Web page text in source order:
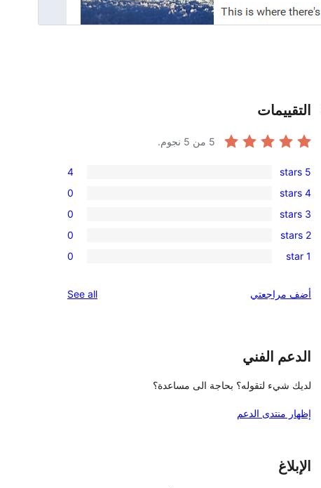
التقييمات
5 من 5 نجوم.
4
5-
star
reviews
5 stars
4
0
4-
star
reviews
4 stars
0
0
3-
star
3 stars
0
0
reviews
2 stars
0
0
star
1 star
0
أضف مراجعتي See all
الدعم الفني
لديك شيء لتقوله؟ بحاجة الى مساعدة؟
إظهار منتدى الدعم
الإبلاغ